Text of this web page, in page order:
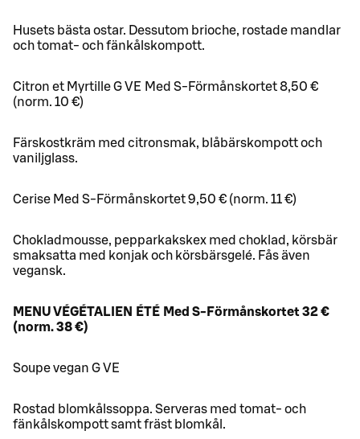
Husets bästa ostar. Dessutom brioche, rostade mandlar
och tomat- och fänkålskompott.
Citron et Myrtille G VE Med S-Förmånskortet 8,50 €
(norm. 10 €)
Färskostkräm med citronsmak, blåbärskompott och
vaniljglass.
Cerise Med S-Förmånskortet 9,50 € (norm. 11 €)
Chokladmousse, pepparkakskex med choklad, körsbär
smaksatta med konjak och körsbärsgelé. Fås även
vegansk.
MENU VÉGÉTALIEN ÉTÉ Med S-Förmånskortet 32 €
(norm. 38 €)
Soupe vegan G VE
Rostad blomkålssoppa. Serveras med tomat- och
fänkålskompott samt fräst blomkål.